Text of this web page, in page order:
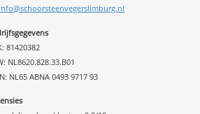
info@schoorsteenvegerslimburg.nl
81420382
NL8620.828.33.B01
NL65 ABNA 0493 9717 93